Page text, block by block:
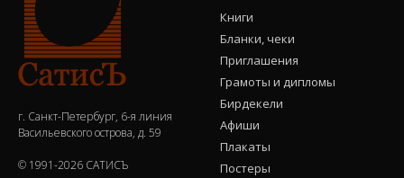
г. Санкт-Петербург, 6-я линия
Васильевского острова, д. 59
© 1991-2026 САТИСЪ
Книги
Бланки, чеки
Приглашения
Грамоты и дипломы
Бирдекели
Афиши
Плакаты
Постеры